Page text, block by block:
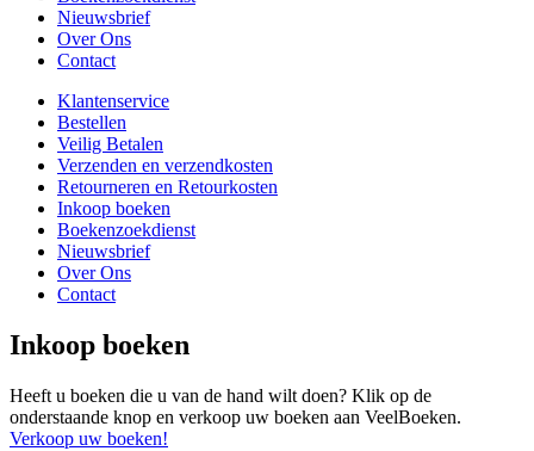
Nieuwsbrief
Over Ons
Contact
Klantenservice
Bestellen
Veilig Betalen
Verzenden en verzendkosten
Retourneren en Retourkosten
Inkoop boeken
Boekenzoekdienst
Nieuwsbrief
Over Ons
Contact
Inkoop boeken
Heeft u boeken die u van de hand wilt doen? Klik op de
onderstaande knop en verkoop uw boeken aan VeelBoeken.
Verkoop uw boeken!